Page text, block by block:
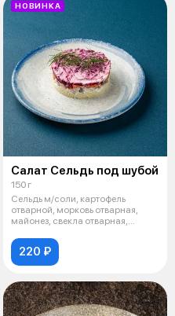
НОВИНКА
Салат Сельдь под шубой
150 г
Сельдь м/соли, картофель
отварной, морковь отварная,
майонез, свекла отварная,
220 ₽